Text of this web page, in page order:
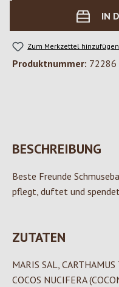
IN
Zum Merkzettel hinzufügen
Produktnummer: 72286
BESCHREIBUNG
Beste Freunde
pflegt, duftet und
ZUTATEN
MARIS SAL,
COCOS NUCIFERA